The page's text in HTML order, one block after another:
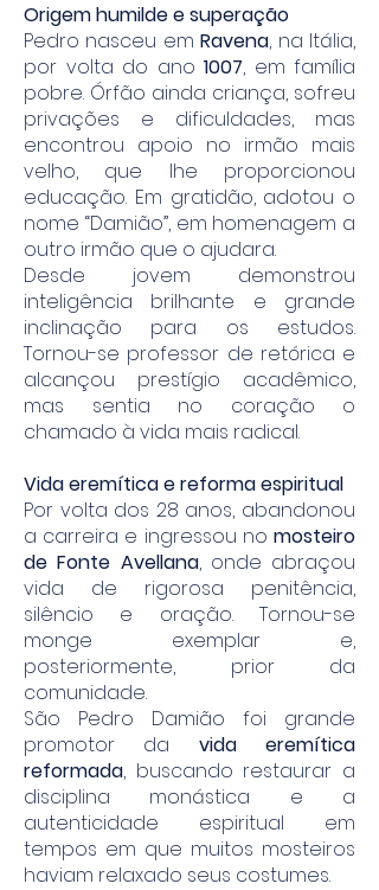
Origem humilde e superação
Pedro nasceu emRavena, na Itália,
por volta do ano 1007, em família
pobre. Órfão ainda criança, sofreu
privações e dificuldades, mas
encontrou apoio no irmão mais
velho, que lhe proporcionou
educação. Em gratidão, adotou o
nome “Damião”, em homenagem a
outro irmão que o ajudara.
Desde jovem demonstrou
inteligência brilhante e grande
inclinação para os estudos.
Tornou-se professor de retórica e
alcançou prestígio acadêmico,
mas sentia no coração o
chamado à vida mais radical.
Vida eremítica e reforma espiritual
Por volta dos 28 anos, abandonou
a carreira e ingressou no mosteiro
de Fonte Avellana, onde abraçou
vida de rigorosa penitência,
silêncio e oração. Tornou-se
monge exemplar e,
posteriormente, prior da
comunidade.
São Pedro Damião foi grande
promotor da vida eremítica
reformada, buscando restaurar a
disciplina monástica e a
autenticidade espiritual em
tempos em que muitos mosteiros
haviam relaxado seus costumes.